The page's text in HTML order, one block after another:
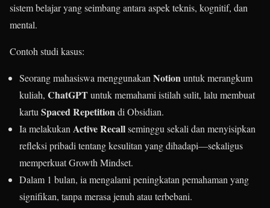
sistem belajar yang seimbang antara aspek teknis, kognitif, dan
mental.
Contoh studi kasus:
Seorang mahasiswa menggunakan Notionuntuk merangkum
kuliah, ChatGPTuntuk memahami istilah sulit, lalu membuat
kartu Spaced Repetitiondi Obsidian.
Ia melakukan Active Recallseminggu sekali dan menyisipkan
refleksi pribadi tentang kesulitan yang dihadapi—sekaligus
memperkuat Growth Mindset.
Dalam 1 bulan, ia mengalami peningkatan pemahaman yang
signifikan, tanpa merasa jenuh atau terbebani.